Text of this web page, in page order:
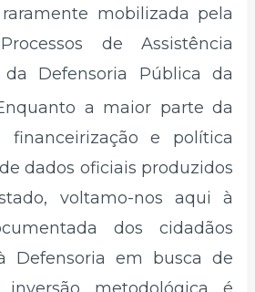
mobilizada pela
de Assistência
da Defensoria Pública da
a maior parte da
financeirização e política
dados oficiais produzidos
voltamo-nos aqui à
dos cidadãos
Defensoria em busca de